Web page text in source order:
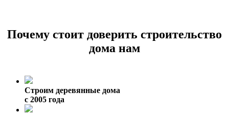
Почему стоит доверить строительство
дома нам
Строим деревянные дома
с 2005 года